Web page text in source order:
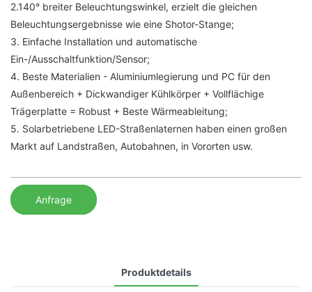
2.140° breiter Beleuchtungswinkel, erzielt die gleichen
Beleuchtungsergebnisse wie eine Shotor-Stange;
3. Einfache Installation und automatische
Ein-/Ausschaltfunktion/Sensor;
4. Beste Materialien - Aluminiumlegierung und PC für den
Außenbereich + Dickwandiger Kühlkörper + Vollflächige
Trägerplatte = Robust + Beste Wärmeableitung;
5. Solarbetriebene LED-Straßenlaternen haben einen großen
Markt auf Landstraßen, Autobahnen, in Vororten usw.
Anfrage
Produktdetails